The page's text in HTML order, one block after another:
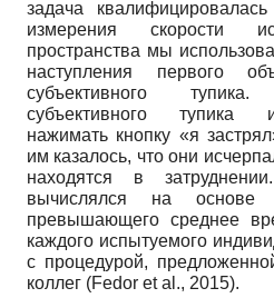
задача
измерения скорости
пространства мы
наступления первого
субъективного
субъективного тупика
нажимать кнопку «я
им казалось, что они
находятся в
вычислялся на основе
превышающего среднее
каждого испытуемого
с процедурой,
коллег (Fedor et al., 2015).